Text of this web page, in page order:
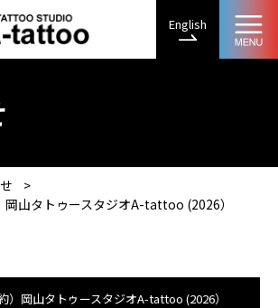
English
>
岡山タトゥースタジオA-tattoo (2026）
）岡山タトゥースタジオA-tattoo (2026）